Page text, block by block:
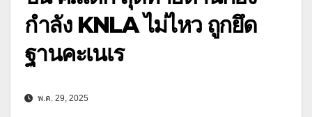
กำลัง KNLA ไม่ไหว ถูกยึด
ฐานคะเนเร
พ.ค. 29, 2025